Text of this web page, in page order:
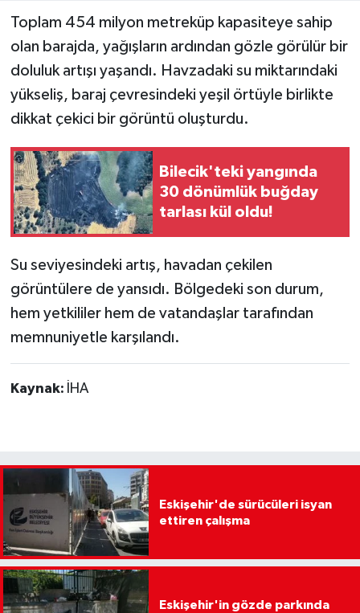
Toplam 454 milyon metreküp kapasiteye sahip
olan barajda, yağışların ardından gözle görülür bir
doluluk artışı yaşandı. Havzadaki su miktarındaki
yükseliş, baraj çevresindeki yeşil örtüyle birlikte
dikkat çekici bir görüntü oluşturdu.
Bilecik'teki yangında
30 dönümlük buğday
tarlası kül oldu!
Su seviyesindeki artış, havadan çekilen
görüntülere de yansıdı. Bölgedeki son durum,
hem yetkililer hem de vatandaşlar tarafından
memnuniyetle karşılandı.
Kaynak: İHA
Eskişehir'de sürücüleri isyan
ettiren çalışma
Eskişehir'in gözde parkında